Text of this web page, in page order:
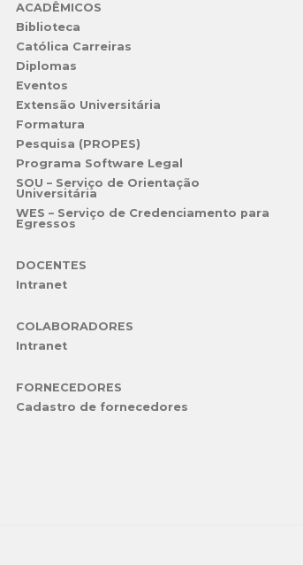
ACADÊMICOS
Biblioteca
Católica Carreiras
Diplomas
Eventos
Extensão Universitária
Formatura
Pesquisa (PROPES)
Programa Software Legal
SOU – Serviço de Orientação
Universitária
WES – Serviço de Credenciamento para
Egressos
DOCENTES
Intranet
COLABORADORES
Intranet
FORNECEDORES
Cadastro de fornecedores